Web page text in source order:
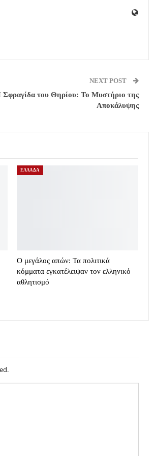
NEXT POST
του Θηρίου: Το Μυστήριο της
Αποκάλυψης
ΕΛΛΑΔΑ
Ο μεγάλος απών: Τα πολιτικά
κόμματα εγκατέλειψαν τον ελληνικό
αθλητισμό